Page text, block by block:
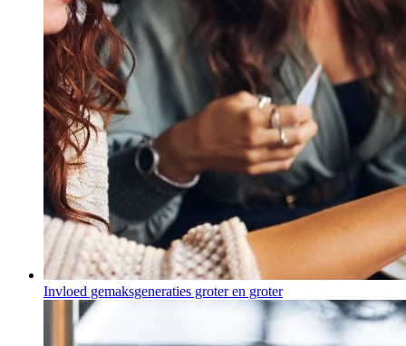
Invloed gemaksgeneraties groter en groter